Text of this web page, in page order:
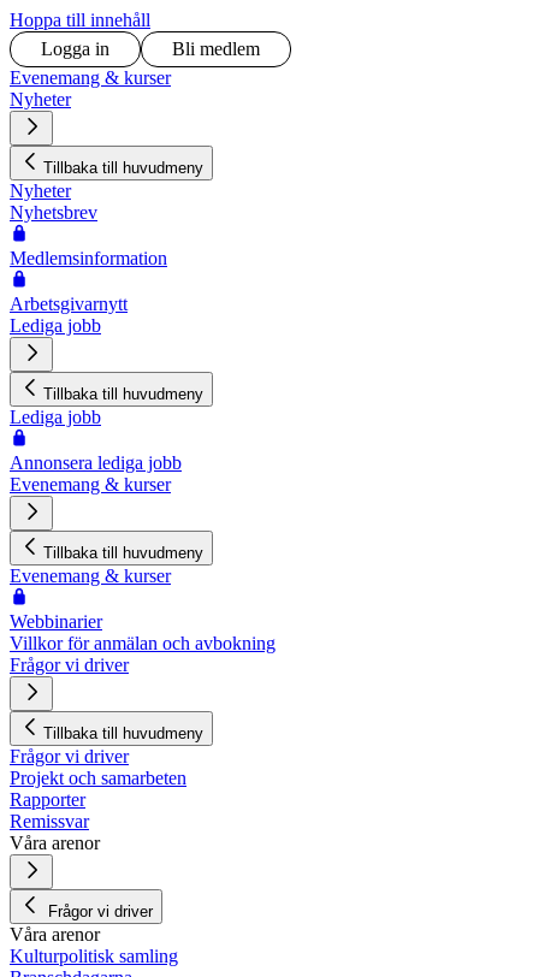
Hoppa till innehåll
Logga in
Bli medlem
Evenemang & kurser
Nyheter
Tillbaka till huvudmeny
Nyheter
Nyhetsbrev
Medlemsinformation
Arbetsgivarnytt
Lediga jobb
Tillbaka till huvudmeny
Lediga jobb
Annonsera lediga jobb
Evenemang & kurser
Tillbaka till huvudmeny
Evenemang & kurser
Webbinarier
Villkor för anmälan och avbokning
Frågor vi driver
Tillbaka till huvudmeny
Frågor vi driver
Projekt och samarbeten
Rapporter
Remissvar
Våra arenor
Frågor vi driver
Våra arenor
Kulturpolitisk samling